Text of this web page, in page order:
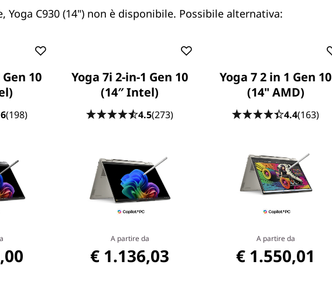
suono
spazio con intensità e
dotati di woofer con
firing), tweeter
vibrazioni che riducono il
profondo e nitido. È un
con Windows 10 venduti dai principali
il mondo.
Yoga C930 (14") non è disponibile. Possibile alternativa:
10
(198)
Yoga 7i 2-in-1 Gen 10
(14″ Intel)
4.5(273)
A partire da
€ 1.136,03
Yoga 7 2 in 1 Gen 10
(14" AMD)
4.4(163)
A partire da
€ 1.550,01